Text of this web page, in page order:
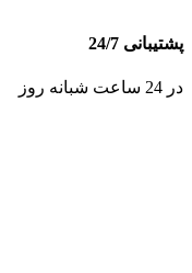
پشتیبانی 24/7
در 24 ساعت شبانه روز